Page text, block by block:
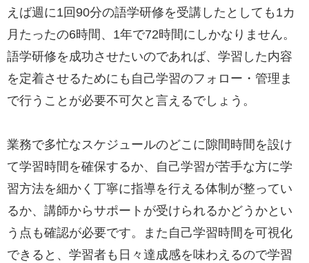
えば週に1回90分の語学研修を受講したとしても1カ
月たったの6時間、1年で72時間にしかなりません。
語学研修を成功させたいのであれば、学習した内容
を定着させるためにも自己学習のフォロー・管理ま
で行うことが必要不可欠と言えるでしょう。
業務で多忙なスケジュールのどこに隙間時間を設け
て学習時間を確保するか、自己学習が苦手な方に学
習方法を細かく丁寧に指導を行える体制が整ってい
るか、講師からサポートが受けられるかどうかとい
う点も確認が必要です。また自己学習時間を可視化
できると、学習者も日々達成感を味わえるので学習